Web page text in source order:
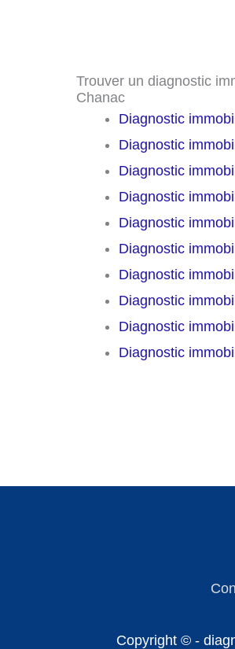
Trouver un diagnostic
Chanac
Diagnostic
Diagnostic
Diagnostic
Diagnostic
Diagnostic
Diagnostic
Diagnostic
Diagnostic
Diagnostic
Diagnostic
Copyright © -